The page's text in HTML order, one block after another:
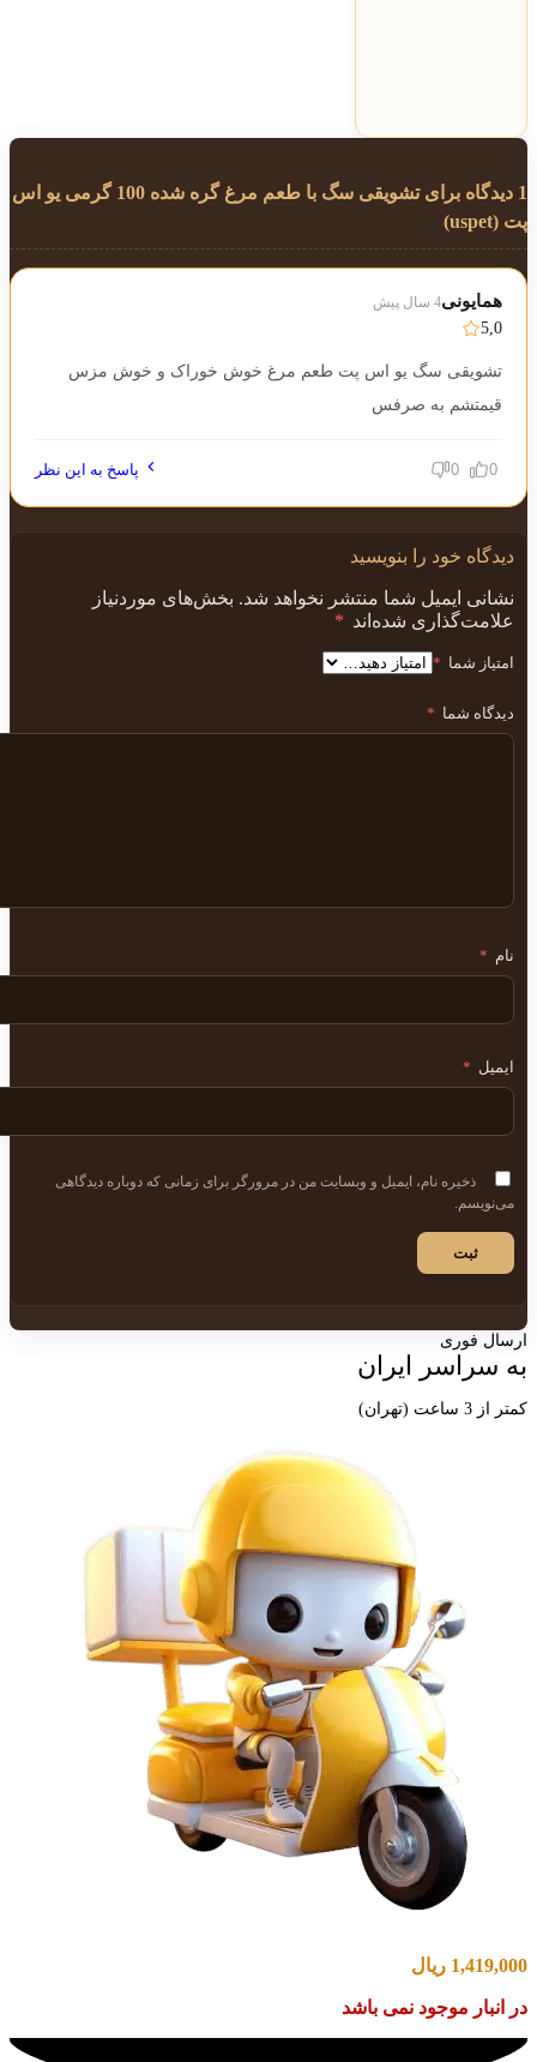
1 دیدگاه برای
تشویقی سگ با طعم مرغ گره شده 100 گرمی یو اس
پت (uspet)
همایونی4 سال پیش
5,0
تشویقی سگ یو اس پت طعم مرغ خوش خوراک و خوش مزس
قیمتشم به صرفس
0
0 پاسخ به این نظر
دیدگاه خود را بنویسید
نشانی ایمیل شما منتشر نخواهد شد. بخش‌های موردنیاز
علامت‌گذاری شده‌اند *
امتیاز شما *
دیدگاه شما *
نام *
ایمیل *
ذخیره نام، ایمیل و وبسایت من در مرورگر برای زمانی که دوباره دیدگاهی
می‌نویسم.
ارسال فوری
به سراسر ایران
کمتر از 3 ساعت (تهران)
1,419,000 ریال
در انبار موجود نمی باشد